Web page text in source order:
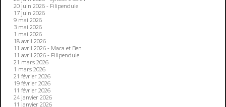
20 juin 2026 - Filipendule
17 juin 2026
9 mai 2026
3 mai 2026
1 mai 2026
18 avril 2026
11 avril 2026 - Maca et Ben
11 avril 2026 - Filipendule
21 mars 2026
1 mars 2026
21 février 2026
19 février 2026
11 février 2026
24 janvier 2026
11 janvier 2026